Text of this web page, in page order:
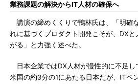
業務課題の解決からIT人材の確保へ
講演の締めくくりで鴨林氏は、「明確
れに基づくプロダクト開発こそが、DX
がる」と力強く述べた。
日本企業ではDX人材が慢性的に不足し
米国の約3分の1にあたる日本だが、ITベ